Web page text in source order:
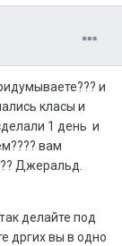
и
класы и
1 день и
вам
Джеральд.
делайте под
дргих вы в одно